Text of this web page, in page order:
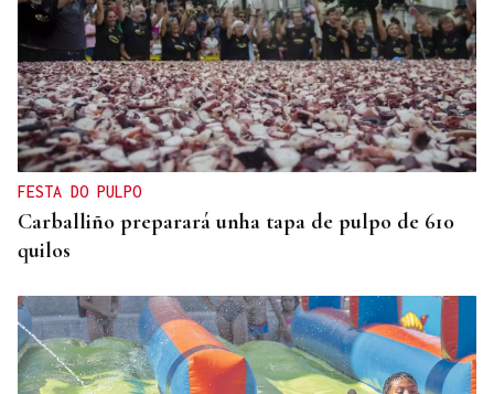
FESTA DO PULPO
Carballiño preparará unha tapa de pulpo de 610
quilos